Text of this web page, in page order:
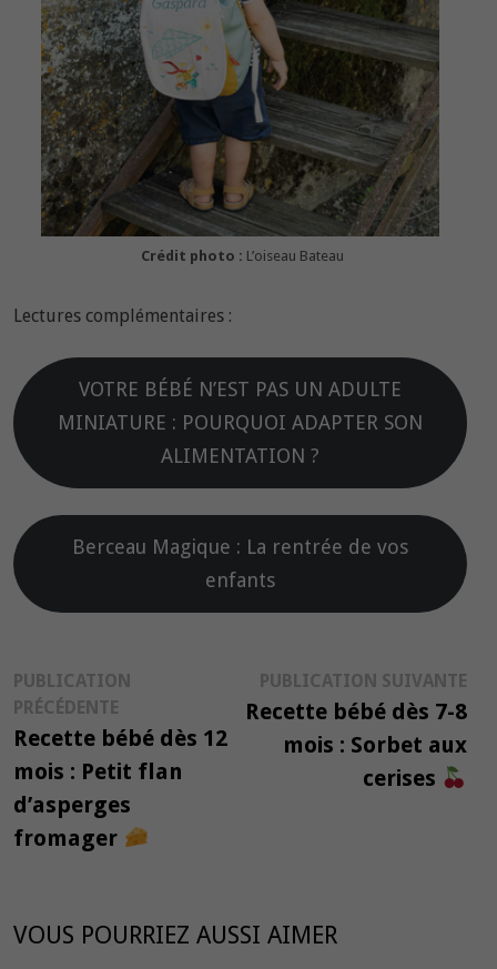
Crédit photo : L’oiseau Bateau
Lectures complémentaires :
VOTRE BÉBÉ N’EST PAS UN ADULTE
MINIATURE : POURQUOI ADAPTER SON
ALIMENTATION ?
Berceau Magique : La rentrée de vos
enfants
Navigation
de
l’article
PUBLICATION
PRÉCÉDENTE
précédente :
Recette bébé dès 12
mois : Petit flan
d’asperges
fromager
PUBLICATION SUIVANTE
Recette bébé dès 7-8
mois : Sorbet aux
cerises
VOUS POURRIEZ AUSSI AIMER